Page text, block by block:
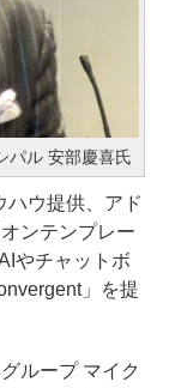
パル 安部慶喜氏
ウ提供、アド
ンテンプレー
やチャットボ
」を提
ループ マイク